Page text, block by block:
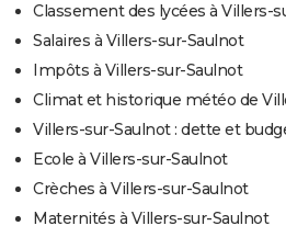
Classement des lycées à Villers-
Salaires à Villers-sur-Saulnot
Impôts à Villers-sur-Saulnot
Climat et historique météo de
Villers-sur-Saulnot : dette et
Ecole à Villers-sur-Saulnot
Crèches à Villers-sur-Saulnot
Maternités à Villers-sur-Saulnot